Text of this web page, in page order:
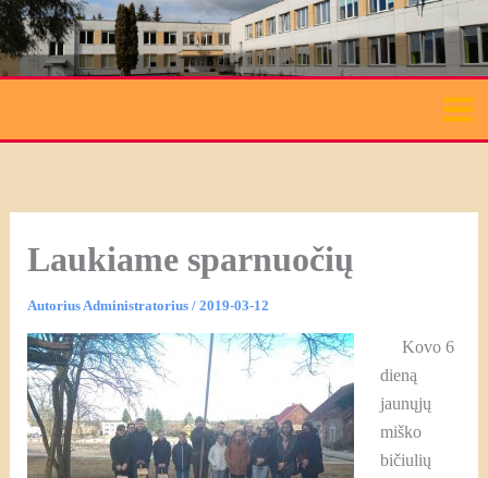
Pereiti
prie
turinio
Laukiame sparnuočių
AutoriusAdministratorius / 2019-03-12
Kovo 6
dieną
jaunųjų
miško
bičiulių